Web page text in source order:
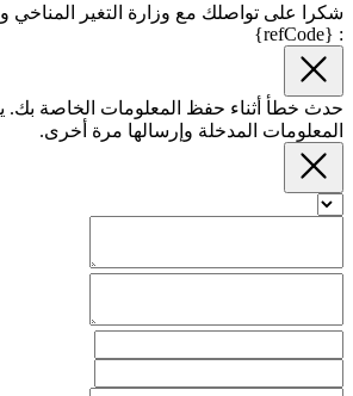
شكرا على تواصلك مع وزارة التغير المناخي
: {refCode}
حدث خطأ أثناء حفظ المعلومات الخاصة بك.
المعلومات المدخلة وإرسالها مرة أخرى.